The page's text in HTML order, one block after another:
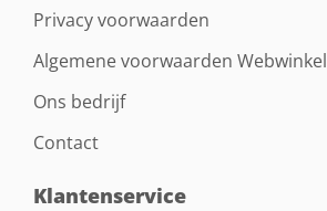
Privacy voorwaarden
Algemene voorwaarden Webwinkel
Ons bedrijf
Contact
Klantenservice